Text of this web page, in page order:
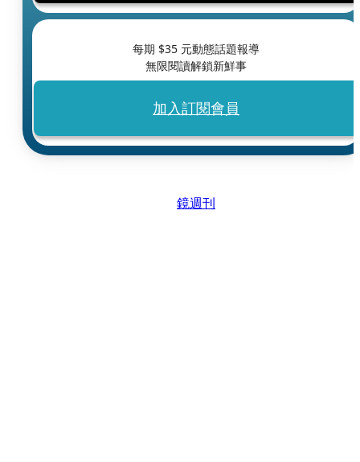
每期 $35 元動態話題報導
無限閱讀解鎖新鮮事
加入訂閱會員
鏡週刊